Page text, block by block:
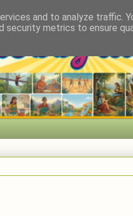
and to analyze traffic.
security metrics to ensure